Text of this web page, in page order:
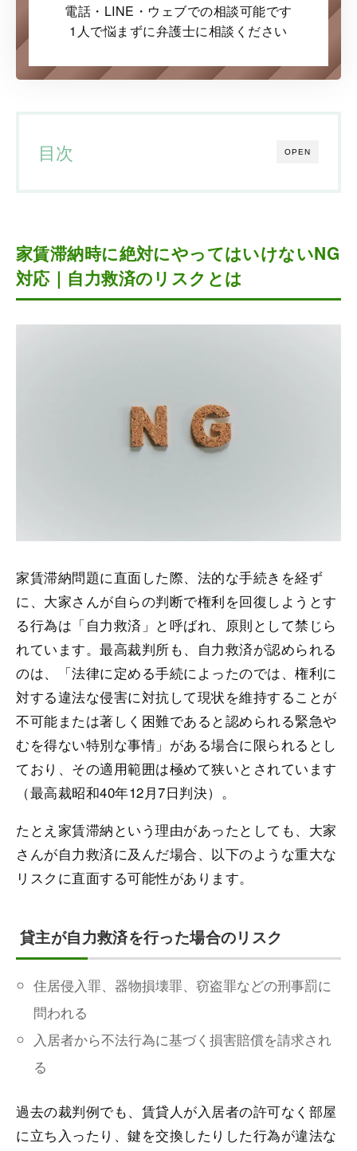
電話・LINE・ウェブでの相談可能です
1人で悩まずに弁護士に相談ください
OPEN
目次
家賃滞納時に絶対にやってはいけないNG
対応｜自力救済のリスクとは
家賃滞納問題に直面した際、法的な手続きを経ず
に、大家さんが自らの判断で権利を回復しようとす
る行為は「自力救済」と呼ばれ、原則として禁じら
れています。最高裁判所も、自力救済が認められる
のは、「法律に定める手続によったのでは、権利に
対する違法な侵害に対抗して現状を維持することが
不可能または著しく困難であると認められる緊急や
むを得ない特別な事情」がある場合に限られるとし
ており、その適用範囲は極めて狭いとされています
（最高裁昭和40年12月7日判決）。
たとえ家賃滞納という理由があったとしても、大家
さんが自力救済に及んだ場合、以下のような重大な
リスクに直面する可能性があります。
貸主が自力救済を行った場合のリスク
住居侵入罪、器物損壊罪、窃盗罪などの刑事罰に
問われる
入居者から不法行為に基づく損害賠償を請求され
る
過去の裁判例でも、賃貸人が入居者の許可なく部屋
に立ち入ったり、鍵を交換したりした行為が違法な